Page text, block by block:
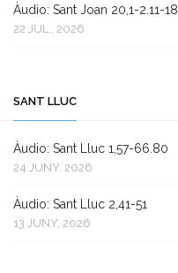
Àudio: Sant Joan 20,1-2.11-18
22 JUL., 2026
SANT LLUC
Àudio: Sant Lluc 1,57-66.80
24 JUNY, 2026
Àudio: Sant Lluc 2,41-51
13 JUNY, 2026